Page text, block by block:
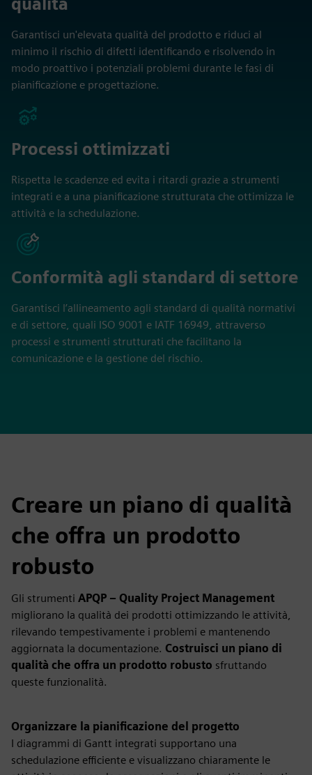
Garantisci un'elevata qualità del prodotto e riduci al
minimo il rischio di difetti identificando e risolvendo in
modo proattivo i potenziali problemi durante le fasi di
pianificazione e progettazione.
Processi ottimizzati
Rispetta le scadenze ed evita i ritardi grazie a strumenti
integrati e a una pianificazione strutturata che ottimizza le
attività e la schedulazione.
Conformità agli standard di settore
Garantisci l’allineamento agli standard di qualità normativi
e di settore, quali ISO 9001 e IATF 16949, attraverso
processi e strumenti strutturati che facilitano la
comunicazione e la gestione del rischio.
Creare un piano di qualità
che offra un prodotto
robusto
Gli strumenti APQP – Quality Project Management
migliorano la qualità dei prodotti ottimizzando le attività,
rilevando tempestivamente i problemi e mantenendo
aggiornata la documentazione. Costruisci un piano di
qualità che offra un prodotto robusto sfruttando
queste funzionalità.
Organizzare la pianificazione del progetto
I diagrammi di Gantt integrati supportano una
schedulazione efficiente e visualizzano chiaramente le